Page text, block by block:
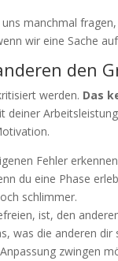
manchmal
wir eine Sache
den
werden. Das
Fehler
du eine Phase
schlimmer.
ist, den
was die anderen
zwingen